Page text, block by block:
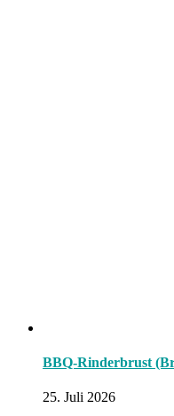
BBQ-Rinderbrust
25. Juli 2026